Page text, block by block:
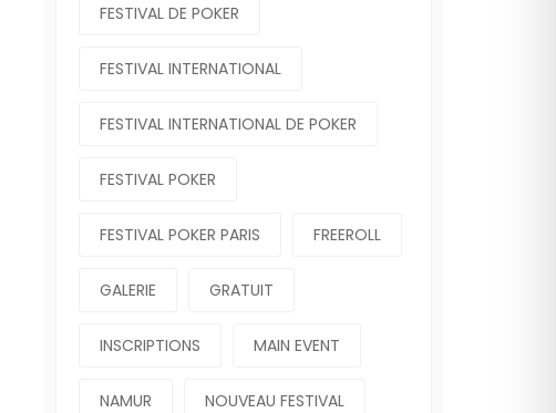
FESTIVAL DE POKER
FESTIVAL INTERNATIONAL
FESTIVAL INTERNATIONAL DE POKER
FESTIVAL POKER
FESTIVAL POKER PARIS FREEROLL
GALERIE GRATUIT
INSCRIPTIONS MAIN EVENT
NAMUR NOUVEAU FESTIVAL